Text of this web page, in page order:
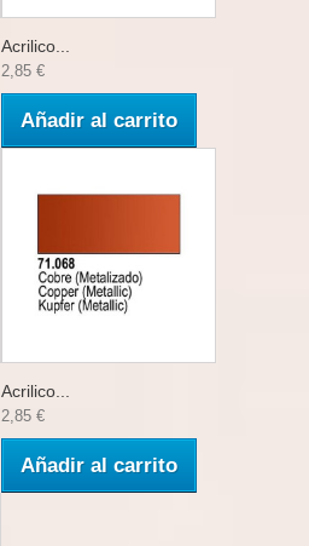
Acrilico...
2,85 €
Añadir al carrito
Acrilico...
2,85 €
Añadir al carrito